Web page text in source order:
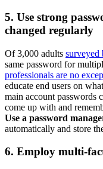
5. Use strong
changed regularly
Of 3,000 adults surveyed
same password for
professionals are no
educate end users on
main account passwords
come up with and
Use a password
automatically and store
6. Employ multi-